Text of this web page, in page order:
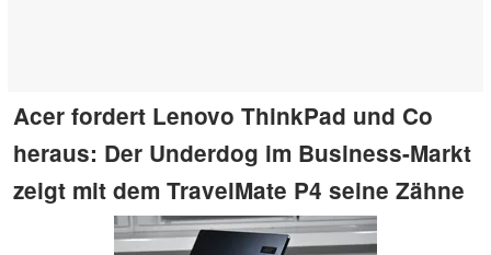
Acer fordert Lenovo ThinkPad und Co
heraus: Der Underdog im Business-Markt
zeigt mit dem TravelMate P4 seine Zähne